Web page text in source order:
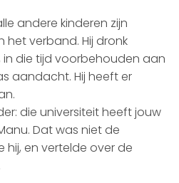
andere kinderen zijn
het verband. Hij dronk
die tijd voorbehouden aan
aandacht. Hij heeft er
die universiteit heeft jouw
Dat was niet de
en vertelde over de